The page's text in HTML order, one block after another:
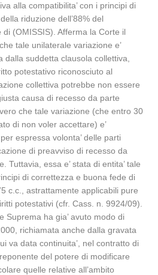
alla compatibilita’ con i principi di
riduzione dell’88% del
(OMISSIS). Afferma la Corte il
tale unilaterale variazione e’
dalla suddetta clausola collettiva,
potestativo riconosciuto al
collettiva potrebbe non essere
causa di recesso da parte
vero che tale variazione (che entro 30
di non voler accettare) e’
espressa volonta’ delle parti
di preavviso di recesso da
Tuttavia, essa e’ stata di entita’ tale
di correttezza e buona fede di
c.c., astrattamente applicabili pure
potestativi (cfr. Cass. n. 9924/09).
Suprema ha gia’ avuto modo di
richiamata anche dalla gravata
va data continuita’, nel contratto di
del potere di modificare
quelle relative all’ambito